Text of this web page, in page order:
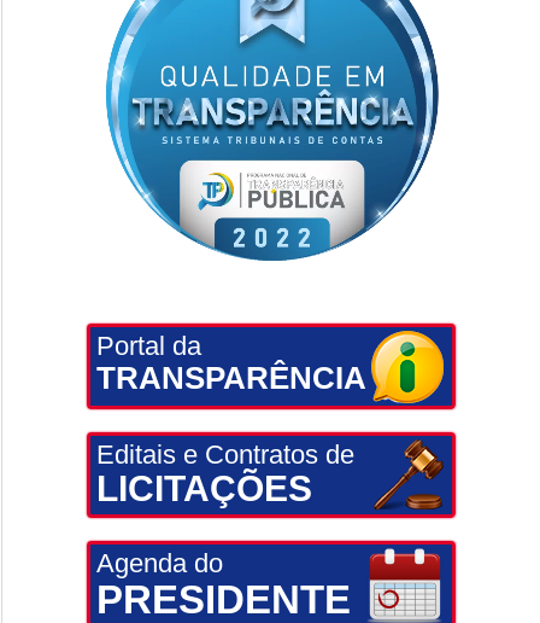
Portal da
TRANSPARÊNCIA
Editais e Contratos de
LICITAÇÕES
Agenda do
PRESIDENTE